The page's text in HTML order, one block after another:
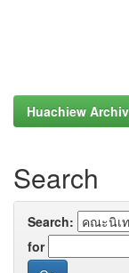
Huachiew
Search
Search:
for